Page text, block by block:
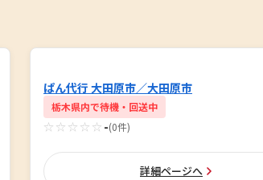
ぱん代行 大田原市／大田原市
栃木県内で待機・回送中
☆☆☆☆☆ -(0件)
詳細ページへ